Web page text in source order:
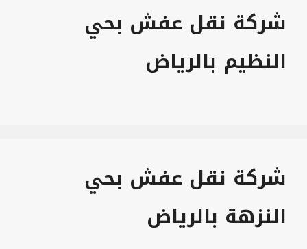
شركة نقل عفش بحي
النظيم بالرياض
شركة نقل عفش بحي
النزهة بالرياض